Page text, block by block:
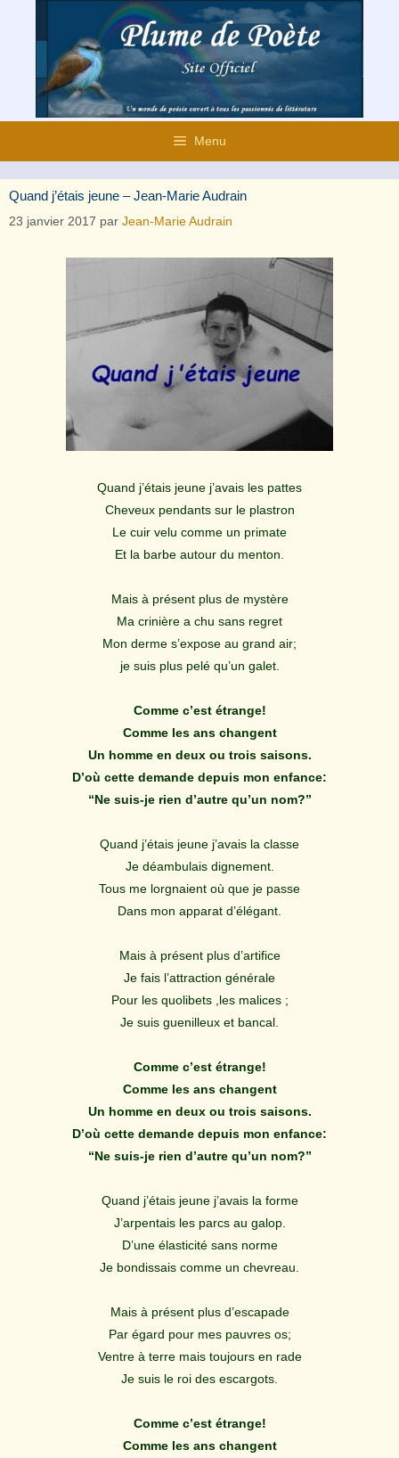
contenu
Menu
Quand j’étais jeune – Jean-Marie Audrain
23 janvier 2017 par Jean-Marie Audrain
Quand j’étais jeune j’avais les pattes
Cheveux pendants sur le plastron
Le cuir velu comme un primate
Et la barbe autour du menton.
Mais à présent plus de mystère
Ma crinière a chu sans regret
Mon derme s’expose au grand air;
je suis plus pelé qu’un galet.
Comme c’est étrange!
Comme les ans changent
Un homme en deux ou trois saisons.
D’où cette demande depuis mon enfance:
“Ne suis-je rien d’autre qu’un nom?”
Quand j’étais jeune j’avais la classe
Je déambulais dignement.
Tous me lorgnaient où que je passe
Dans mon apparat d’élégant.
Mais à présent plus d’artifice
Je fais l’attraction générale
Pour les quolibets ,les malices ;
Je suis guenilleux et bancal.
Comme c’est étrange!
Comme les ans changent
Un homme en deux ou trois saisons.
D’où cette demande depuis mon enfance:
“Ne suis-je rien d’autre qu’un nom?”
Quand j’étais jeune j’avais la forme
J’arpentais les parcs au galop.
D’une élasticité sans norme
Je bondissais comme un chevreau.
Mais à présent plus d’escapade
Par égard pour mes pauvres os;
Ventre à terre mais toujours en rade
Je suis le roi des escargots.
Comme c’est étrange!
Comme les ans changent